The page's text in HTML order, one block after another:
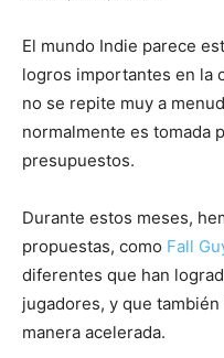
El mundo Indie parece
logros importantes en la
no se repite muy a
normalmente es tomada
presupuestos.
Durante estos meses,
propuestas, como Fall
diferentes que han
jugadores, y que
manera acelerada.